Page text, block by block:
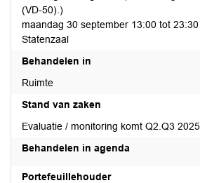
(VD-50).)
maandag 30 september 13:00 tot 23:30
Statenzaal
Behandelen in
Ruimte
Stand van zaken
Evaluatie / monitoring komt Q2.Q3 2025
Behandelen in agenda
Portefeuillehouder